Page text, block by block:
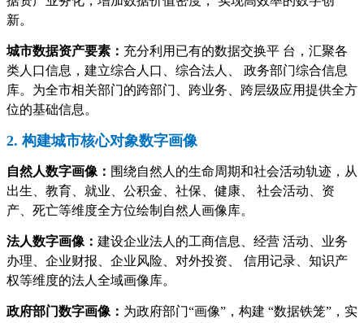
新。
城市数据资产要素： 充分利用已有的数据交换平 台，汇聚各
类人口信息，建立综合人口、综合法人、 政务部门综合信息
库。为全市相关部门的跨部门、跨业务、跨层级应用提供全方
位的基础信息。
2. 构建城市核心对象数字画像
自然人数字画像： 围绕自然人的生命周期和社会活动轨迹，从
出生、教育、就业、公积金、社保、健康、 社会活动、资
产、死亡等维度全方位绘制自然人画像库。
法人数字画像： 建设企业法人的工商信息、经营 活动、业务
办理、企业财报、企业风险、对外投资、 信用记录、知识产
权等维度的法人全域画像库。
政府部门数字画像： 为政府部门“画像”，构建 “数据铁笼”，实